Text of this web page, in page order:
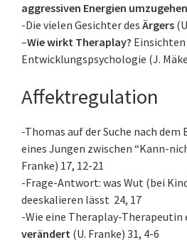
aggressiven Energien
-Die vielen Gesichter des Ärgers
–Wie wirkt Theraplay? Einsichten
Entwicklungspsychologie (J.
Affektregulation
-Thomas auf der Suche nach dem
eines Jungen zwischen “Kann-
Franke) 17, 12-21
-Frage-Antwort: was Wut (bei
deeskalieren lässt 24, 17
-Wie eine Theraplay-Therapeutin
verändert (U. Franke) 31, 4-6